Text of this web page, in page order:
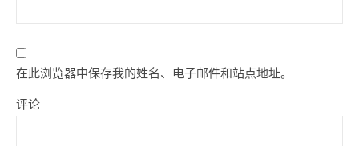
在此浏览器中保存我的姓名、电子邮件和站点地址。
评论